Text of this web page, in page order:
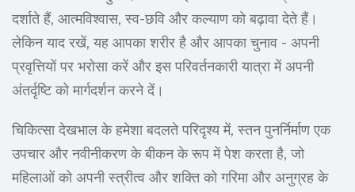
दर्शाते हैं, आत्मविश्वास, स्व-छवि और कल्याण को बढ़ावा देते हैं।
लेकिन याद रखें, यह आपका शरीर है और आपका चुनाव - अपनी
प्रवृत्तियों पर भरोसा करें और इस परिवर्तनकारी यात्रा में अपनी
अंतर्दृष्टि को मार्गदर्शन करने दें।
चिकित्सा देखभाल के हमेशा बदलते परिदृश्य में, स्तन पुनर्निर्माण एक
उपचार और नवीनीकरण के बीकन के रूप में पेश करता है, जो
महिलाओं को अपनी स्त्रीत्व और शक्ति को गरिमा और अनुग्रह के